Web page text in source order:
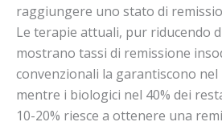
raggiungere uno stato di
Le terapie attuali, pur riducendo
mostrano tassi di remissione
convenzionali la garantiscono nel
mentre i biologici nel 40% dei
10-20% riesce a ottenere una